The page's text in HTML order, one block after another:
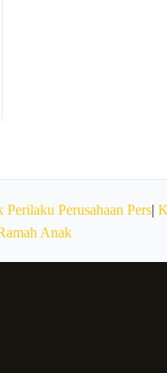
Perusahaan Pers|
Anak